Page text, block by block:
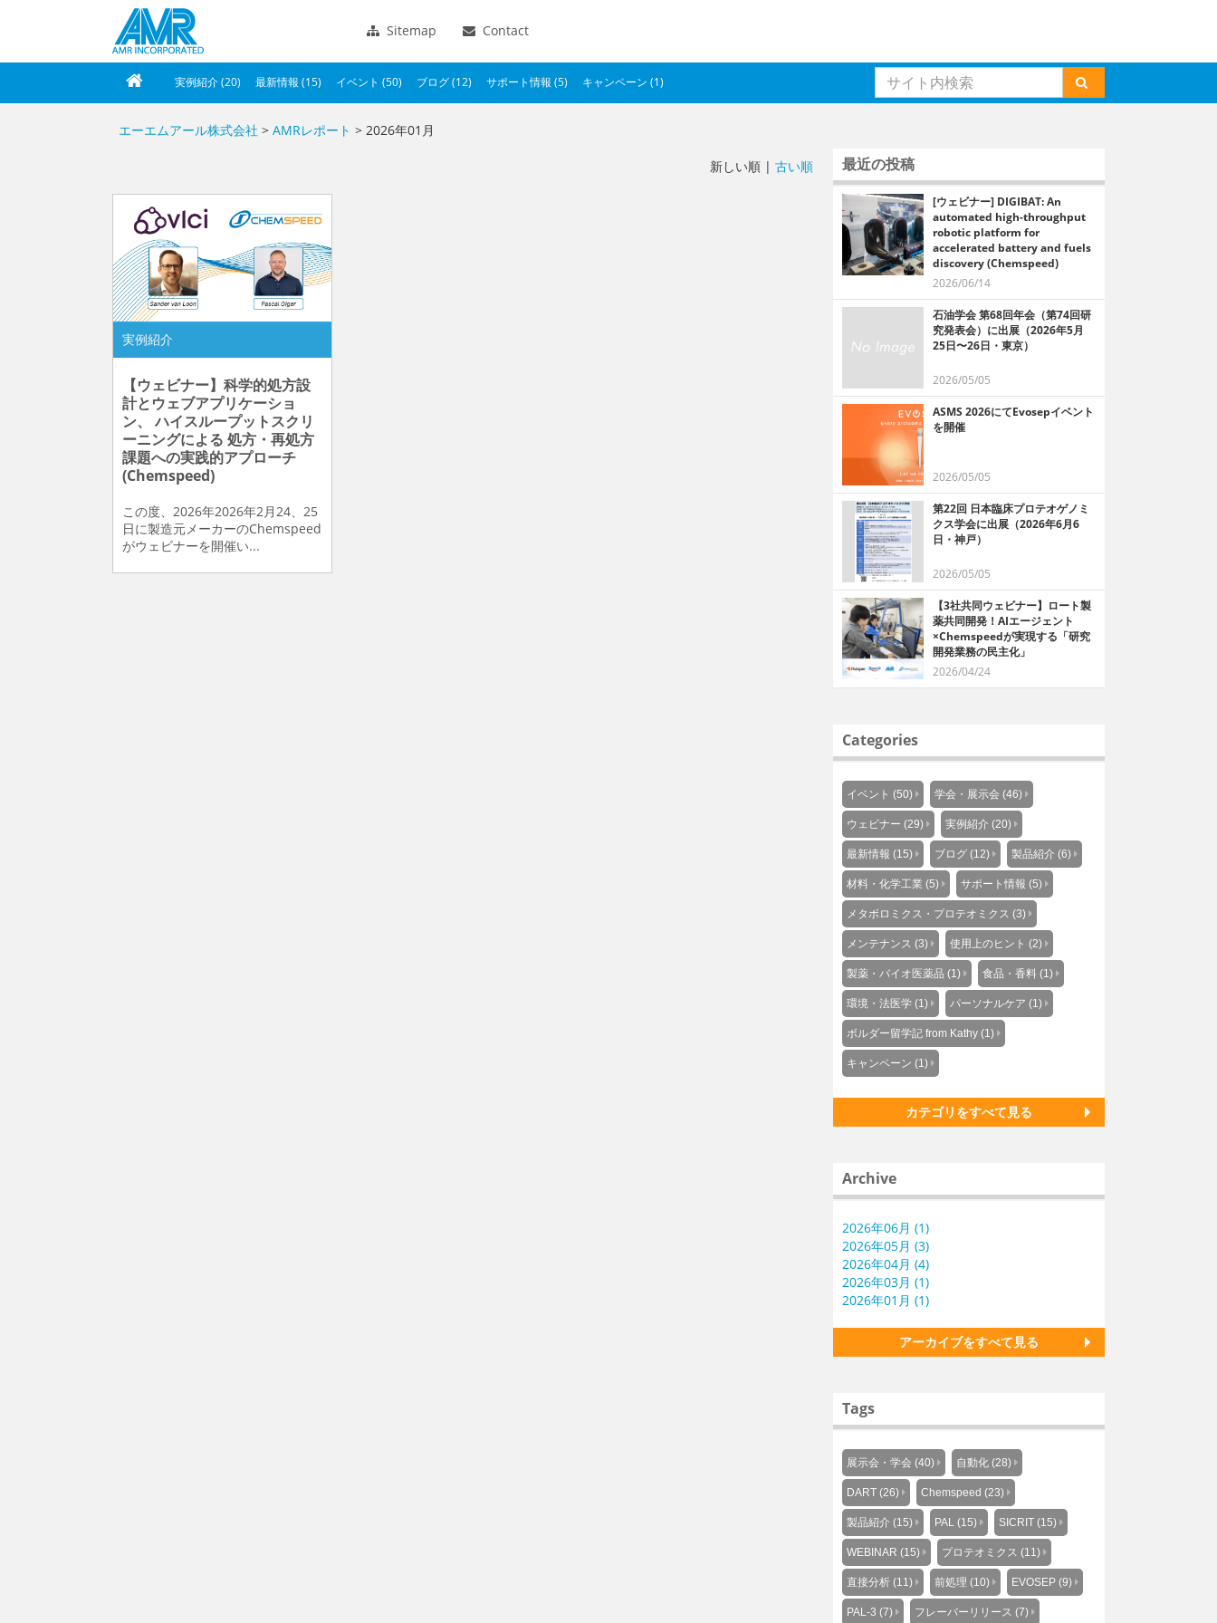
Sitemap Contact
実例紹介 (20) 最新情報 (15) イベント (50) ブログ (12) サポート情報 (5) キャンペーン (1)
エーエムアール株式会社 >AMRレポート > 2026年01月
新しい順 |古い順
実例紹介
【ウェビナー】科学的処方設
計とウェブアプリケーショ
ン、 ハイスループットスクリ
ーニングによる 処方・再処方
課題への実践的アプローチ
(Chemspeed)
この度、2026年2026年2月24、25
日に製造元メーカーのChemspeed
がウェビナーを開催い...
最近の投稿
[ウェビナー] DIGIBAT: An
automated high-throughput
robotic platform for
accelerated battery and fuels
discovery (Chemspeed)
2026/06/14
石油学会 第68回年会（第74回研
究発表会）に出展（2026年5月
25日〜26日・東京）
2026/05/05
ASMS 2026にてEvosepイベント
を開催
2026/05/05
第22回 日本臨床プロテオゲノミ
クス学会に出展（2026年6月6
日・神戸）
2026/05/05
【3社共同ウェビナー】ロート製
薬共同開発！AIエージェント
×Chemspeedが実現する「研究
開発業務の民主化」
2026/04/24
Categories
イベント (50) 学会・展示会 (46)
ウェビナー (29) 実例紹介 (20)
最新情報 (15) ブログ (12) 製品紹介 (6)
材料・化学工業 (5) サポート情報 (5)
メタボロミクス・プロテオミクス (3)
メンテナンス (3) 使用上のヒント (2)
製薬・バイオ医薬品 (1) 食品・香料 (1)
環境・法医学 (1) パーソナルケア (1)
ボルダー留学記 from Kathy (1)
キャンペーン (1)
カテゴリをすべて見る
Archive
2026年06月 (1)
2026年05月 (3)
2026年04月 (4)
2026年03月 (1)
2026年01月 (1)
アーカイブをすべて見る
Tags
展示会・学会 (40) 自動化 (28)
DART (26) Chemspeed (23)
製品紹介 (15) PAL (15) SICRIT (15)
WEBINAR (15) プロテオミクス (11)
直接分析 (11) 前処理 (10) EVOSEP (9)
PAL-3 (7) フレーバーリリース (7)